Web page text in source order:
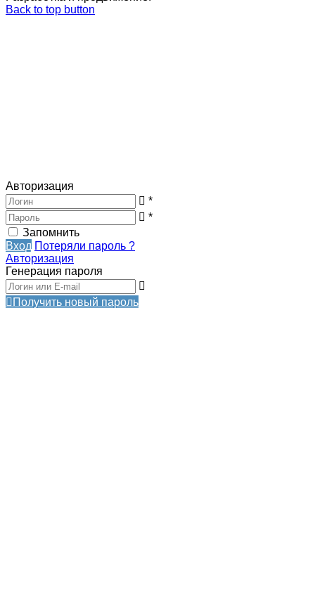
Back to top button
Авторизация
*
*
Запомнить
Вход Потеряли пароль ?
Авторизация
Генерация пароля
Получить новый пароль